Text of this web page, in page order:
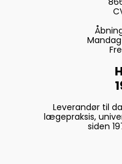
Leverandør til
lægepraksis,
siden